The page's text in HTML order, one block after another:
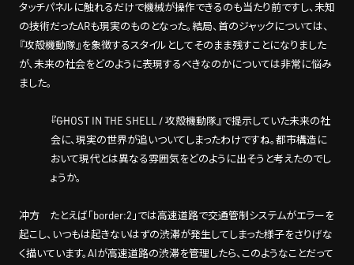
タッチパネルに触れるだけで機械が操作できるのも当たり前ですし、未知
の技術だったARも現実のものとなった。結局、首のジャックについては、
『攻殻機動隊』を象徴するスタイルとしてそのまま残すことになりました
が、未来の社会をどのように表現するべきなのかについては非常に悩み
ました。
――『GHOST IN THE SHELL / 攻殻機動隊』で提示していた未来の社
会に、現実の世界が追いついてしまったわけですね。都市構造に
おいて現代とは異なる雰囲気をどのように出そうと考えたのでし
ょうか。
冲方 たとえば「border:2」では高速道路で交通管制システムがエラーを
起こし、いつもは起きないはずの渋滞が発生してしまった様子をさりげな
く描いています。AIが高速道路の渋滞を管理したら、このようなことだって